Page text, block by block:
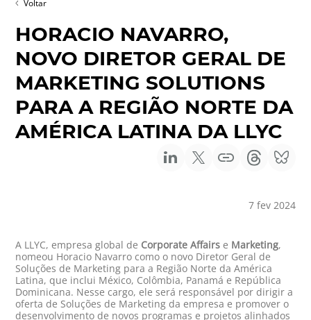
Voltar
HORACIO NAVARRO,
NOVO DIRETOR GERAL DE
MARKETING SOLUTIONS
PARA A REGIÃO NORTE DA
AMÉRICA LATINA DA LLYC
7 fev 2024
A LLYC, empresa global de Corporate Affairs e Marketing,
nomeou Horacio Navarro como o novo Diretor Geral de
Soluções de Marketing para a Região Norte da América
Latina, que inclui México, Colômbia, Panamá e República
Dominicana. Nesse cargo, ele será responsável por dirigir a
oferta de Soluções de Marketing da empresa e promover o
desenvolvimento de novos programas e projetos alinhados